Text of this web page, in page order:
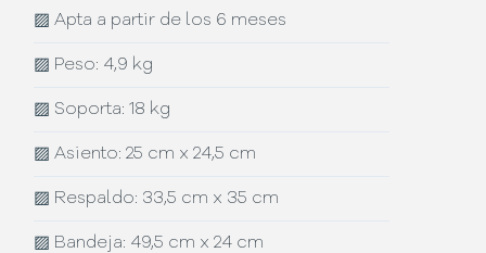
▨Apta a partir de los 6 meses
▨ Peso: 4,9 kg
▨ Soporta: 18 kg
▨Asiento: 25 cm x 24,5 cm
▨ Respaldo: 33,5 cm x 35 cm
▨ Bandeja: 49,5 cm x 24 cm